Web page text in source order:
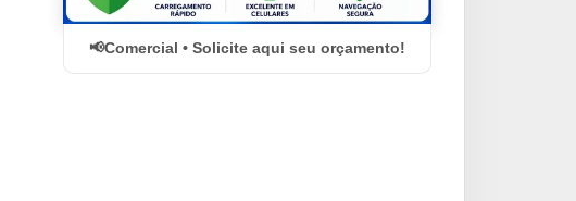
Comercial • Solicite aqui seu orçamento!